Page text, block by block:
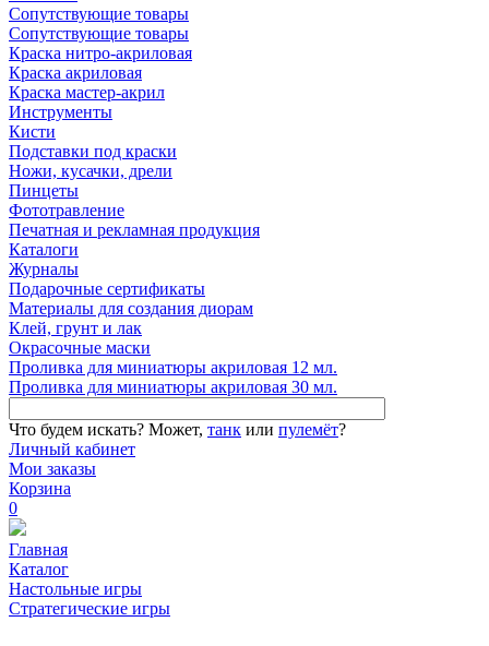
Сопутствующие товары
Сопутствующие товары
Краска нитро-акриловая
Краска акриловая
Краска мастер-акрил
Инструменты
Кисти
Подставки под краски
Ножи, кусачки, дрели
Пинцеты
Фототравление
Печатная и рекламная продукция
Каталоги
Журналы
Подарочные сертификаты
Материалы для создания диорам
Клей, грунт и лак
Окрасочные маски
Проливка для миниатюры акриловая 12 мл.
Проливка для миниатюры акриловая 30 мл.
Что будем искать? Может, танк или пулемёт?
Личный кабинет
Мои заказы
Корзина
0
Главная
Каталог
Настольные игры
Стратегические игры